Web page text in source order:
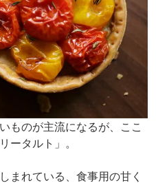
ものが主流になるが、ここ
ータルト」。
まれている、食事用の甘く